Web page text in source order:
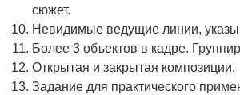
сюжет.
Невидимые ведущие линии,
Более 3 объектов в кадре.
Открытая и закрытая композиции.
Задание для практического